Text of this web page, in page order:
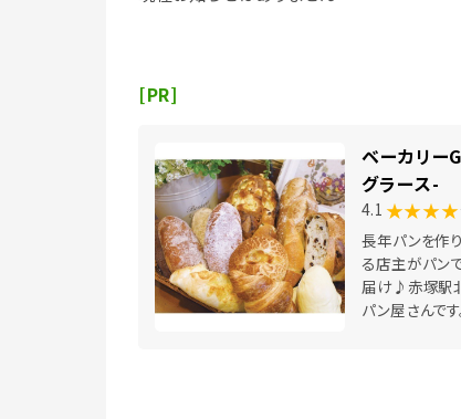
[PR]
ベーカリー
グラース-
4.1 ★★★★
長年パンを作
る店主がパン
届け♪赤塚駅
パン屋さんです